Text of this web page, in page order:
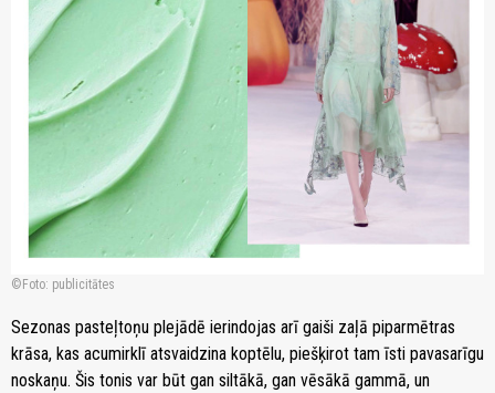
Foto: publicitātes
Sezonas pasteļtoņu plejādē ierindojas arī gaiši zaļā piparmētras
krāsa, kas acumirklī atsvaidzina koptēlu, piešķirot tam īsti pavasarīgu
noskaņu. Šis tonis var būt gan siltākā, gan vēsākā gammā, un